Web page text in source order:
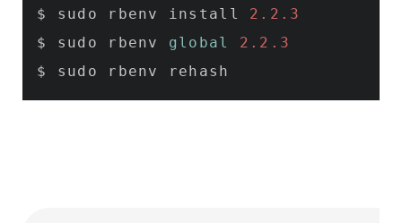
$ sudo rbenv install 2.2 .3
$ sudo rbenv global 2.2 .3
$ sudo rbenv rehash